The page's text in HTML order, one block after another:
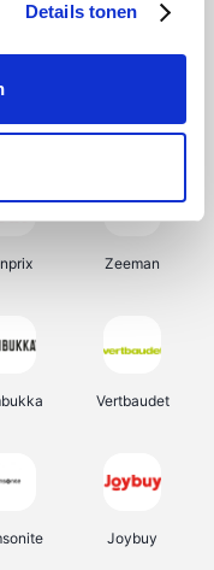
Details tonen
Tennis Point
Zeeman
Vertbaudet
Joybuy